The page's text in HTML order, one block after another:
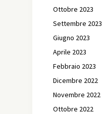
Ottobre 2023
Settembre 2023
Giugno 2023
Aprile 2023
Febbraio 2023
Dicembre 2022
Novembre 2022
Ottobre 2022